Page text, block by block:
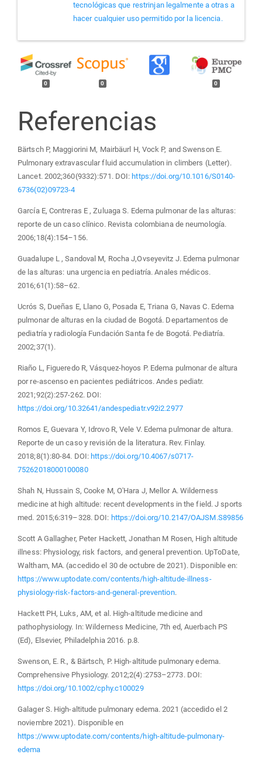
tecnológicas que restrinjan legalmente a otras a
hacer cualquier uso permitido por la licencia.
0 0 0
Referencias
Bärtsch P, Maggiorini M, Mairbäurl H, Vock P, and Swenson E.
Pulmonary extravascular fluid accumulation in climbers (Letter).
Lancet. 2002;360(9332):571. DOI: https://doi.org/10.1016/S0140-
6736(02)09723-4
García E, Contreras E , Zuluaga S. Edema pulmonar de las alturas:
reporte de un caso clínico. Revista colombiana de neumología.
2006;18(4):154–156.
Guadalupe L , Sandoval M, Rocha J,Ovseyevitz J. Edema pulmonar
de las alturas: una urgencia en pediatría. Anales médicos.
2016;61(1):58–62.
Ucrós S, Dueñas E, Llano G, Posada E, Triana G, Navas C. Edema
pulmonar de alturas en la ciudad de Bogotá. Departamentos de
pediatría y radiología Fundación Santa fe de Bogotá. Pediatría.
2002;37(1).
Riaño L, Figueredo R, Vásquez-hoyos P. Edema pulmonar de altura
por re-ascenso en pacientes pediátricos. Andes pediatr.
2021;92(2):257-262. DOI:
https://doi.org/10.32641/andespediatr.v92i2.2977
Romos E, Guevara Y, Idrovo R, Vele V. Edema pulmonar de altura.
Reporte de un caso y revisión de la literatura. Rev. Finlay.
2018;8(1):80-84. DOI: https://doi.org/10.4067/s0717-
75262018000100080
Shah N, Hussain S, Cooke M, O'Hara J, Mellor A. Wilderness
medicine at high altitude: recent developments in the field. J sports
med. 2015;6:319–328. DOI: https://doi.org/10.2147/OAJSM.S89856
Scott A Gallagher, Peter Hackett, Jonathan M Rosen, High altitude
illness: Physiology, risk factors, and general prevention. UpToDate,
Waltham, MA. (accedido el 30 de octubre de 2021). Disponible en:
https://www.uptodate.com/contents/high-altitude-illness-
physiology-risk-factors-and-general-prevention.
Hackett PH, Luks, AM, et al. High-altitude medicine and
pathophysiology. In: Wilderness Medicine, 7th ed, Auerbach PS
(Ed), Elsevier, Philadelphia 2016. p.8.
Swenson, E. R., & Bärtsch, P. High-altitude pulmonary edema.
Comprehensive Physiology. 2012;2(4):2753–2773. DOI:
https://doi.org/10.1002/cphy.c100029
Galager S. High-altitude pulmonary edema. 2021 (accedido el 2
noviembre 2021). Disponible en
https://www.uptodate.com/contents/high-altitude-pulmonary-
edema